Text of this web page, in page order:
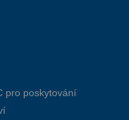
pro poskytování